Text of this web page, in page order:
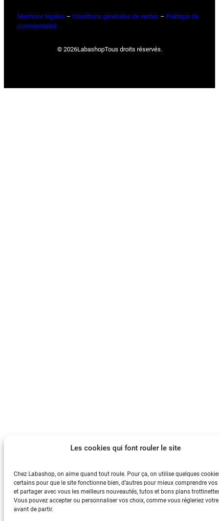
Les cookies qui font rouler le site
Chez Labashop, on aime quand tout roule. Pour ça, on utilise quelques
certains pour que le site fonctionne bien, d’autres pour mieux comprendre
et partager avec vous les meilleurs nouveautés, tutos et bons plans
Vous pouvez accepter ou personnaliser vos choix, comme vous régleriez votre
avant de partir.
Mentions légales – Conditions générales de ventes – Politique de
confidentialité
© 2026LabashopTous droits réservés.